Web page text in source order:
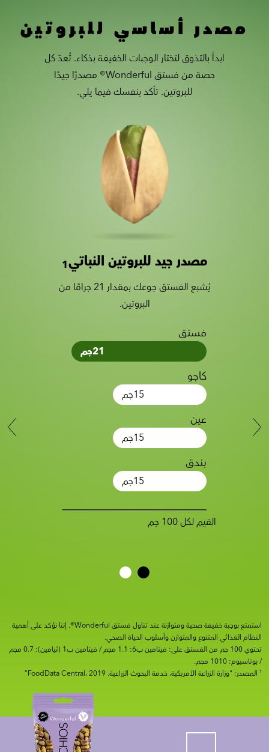
مصدر أساسي للبروتين
ابدأ بالتذوق لتختار الوجبات الخفيفة بذكاء. تُعدّ كل
حصة من فستق Wonderful® مصدرًا جيدًا
للبروتين. تأكد بنفسك فيما يلي.
Slider with nutrition information
Slide 1 of 2
مصدر جيد للبروتين النباتي1
يُشبع الفستق جوعك بمقدار 21 جرامًا من
البروتين.
فستق
21جم
كاجو
15جم
عين
15جم
بندق
15جم
القيم لكل 100 جم
استمتع بوجبة خفيفة صحية ومتوازنة عند تناول فستق Wonderful®. إننا نؤكد على أهمية
النظام الغذائي المتنوع والمتوازن وأسلوب الحياة الصحي.
تحتوي 100 جم من الفستق على: فيتامين ب6: 1.1 مجم / فيتامين ب1 (ثيامين): 0.7 مجم
/ بوتاسيوم: 1010 مجم.
¹ المصدر: "وزارة الزراعة الأمريكية، خدمة البحوث الزراعية. FoodData Central، 2019”